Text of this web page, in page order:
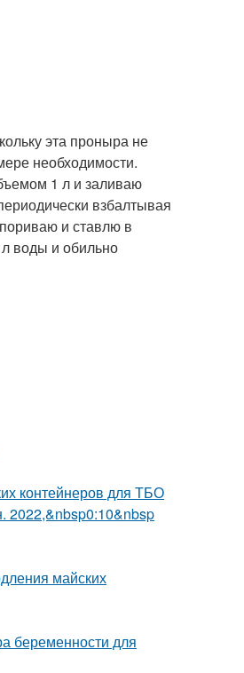
эта проныра не
необходимости.
1 л и заливаю
взбалтывая
и ставлю в
воды и обильно
контейнеров для ТБО
2022,&nbsp0:10&nbsp
майских
беременности для